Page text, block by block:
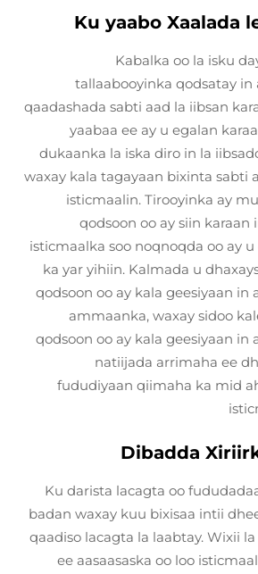
Ku yaabo Xaalada
Kabalka oo la isku
tallaabooyinka qodsatay in
qaadashada sabti aad la iibsan
yaabaa ee ay u egalan
dukaanka la iska diro in la
waxay kala tagayaan bixinta sabti
isticmaalin. Tirooyinka ay
qodsoon oo ay siin karaan
isticmaalka soo noqnoqda oo ay u
ka yar yihiin. Kalmada u
qodsoon oo ay kala geesiyaan in
ammaanka, waxay sidoo
qodsoon oo ay kala geesiyaan in
natiijada arrimaha ee
fududiyaan qiimaha ka mid
Dibadda
Ku darista lacagta oo
badan waxay kuu bixisaa intii
qaadiso lacagta la laabtay. Wixii
ee aasaasaska oo loo